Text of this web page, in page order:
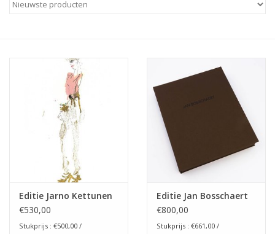
Editie Jarno Kettunen
€530,00
Stukprijs : €500,00 /
Editie Jan Bosschaert
€800,00
Stukprijs : €661,00 /